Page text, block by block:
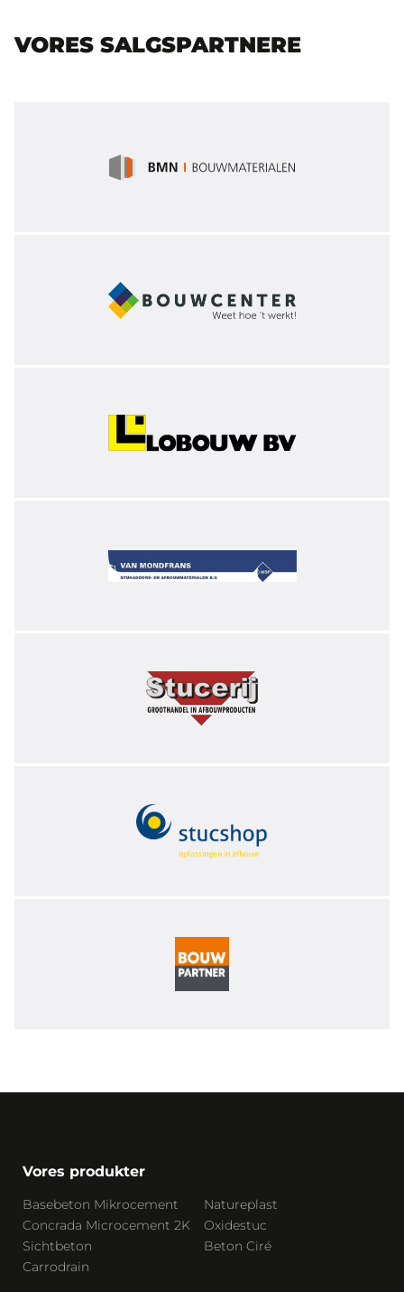
VORES SALGSPARTNERE
Vores produkter
Basebeton Mikrocement
Natureplast
Concrada Microcement 2K
Oxidestuc
Sichtbeton
Beton Ciré
Carrodrain